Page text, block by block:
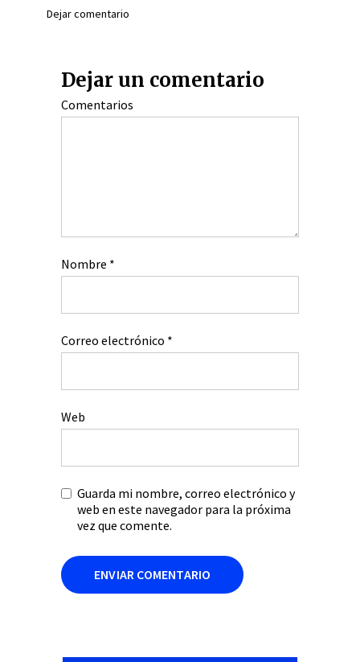
Dejar comentario
Dejar un comentario
Comentarios
Nombre *
Correo electrónico *
Web
Guarda mi nombre, correo electrónico y
web en este navegador para la próxima
vez que comente.